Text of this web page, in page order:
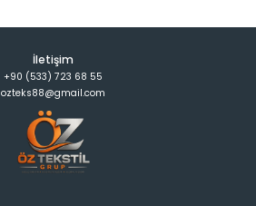
İletişim
+90 (533) 723 68 55
ozteks88@gmail.com